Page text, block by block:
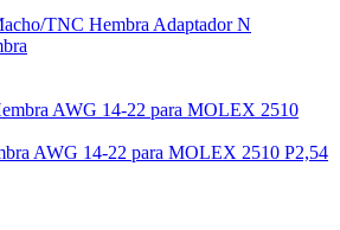
Adaptador N
AWG 14-22 para MOLEX 2510 P2,54